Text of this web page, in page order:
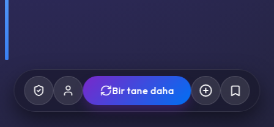
Bir tane daha